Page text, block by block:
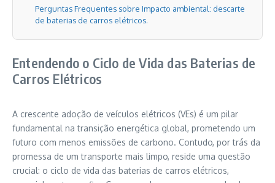
Perguntas Frequentes sobre Impacto ambiental: descarte
de baterias de carros elétricos.
Entendendo o Ciclo de Vida das Baterias de
Carros Elétricos
A crescente adoção de veículos elétricos (VEs) é um pilar
fundamental na transição energética global, prometendo um
futuro com menos emissões de carbono. Contudo, por trás da
promessa de um transporte mais limpo, reside uma questão
crucial: o ciclo de vida das baterias de carros elétricos,